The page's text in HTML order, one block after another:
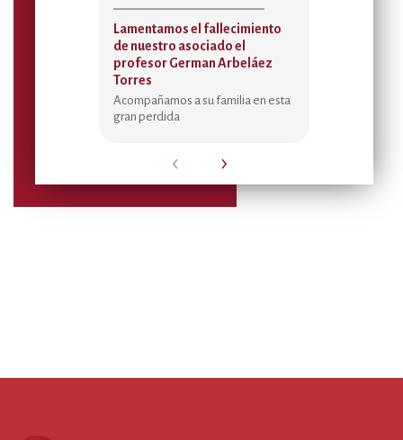
Lamentamos el fallecimiento
de nuestro asociado el
profesor German Arbeláez
Torres
Acompañamos a su familia en esta
gran perdida
‹ ›